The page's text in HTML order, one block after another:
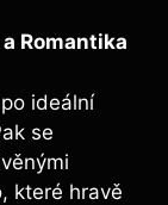
Romantika
ideální
se
které hravě